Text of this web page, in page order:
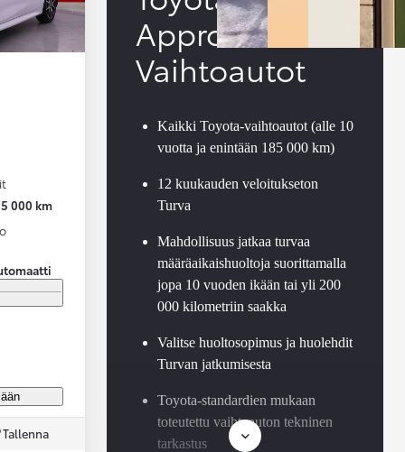
000 km
Tallenna
Approved
Vaihtoautot
Kaikki Toyota-vaihtoautot (alle 10
vuotta ja enintään 185 000 km)
12 kuukauden veloitukseton
Turva
Mahdollisuus jatkaa turvaa
määräaikaishuoltoja suorittamalla
jopa 10 vuoden ikään tai yli 200
000 kilometriin saakka
Valitse huoltosopimus ja huolehdit
Turvan jatkumisesta
Toyota-standardien mukaan
toteutettu vaihtoauton tekninen
tarkastus